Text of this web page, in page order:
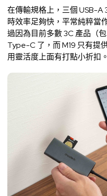
在傳輸規格上，三個 USB-A
時效率足夠快，平常純粹當
過因為目前多數 3C 產品（
Type-C 了，而 M19 只有提
用靈活度上面有打點小折扣。